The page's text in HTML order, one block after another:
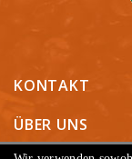
KONTAKT
ÜBER UNS